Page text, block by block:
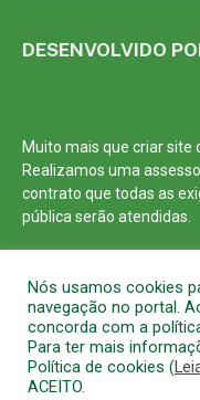
DESENVOLVIDO
Muito mais que criar site
Realizamos uma
contrato que todas as
públicaserão atendidas.
Todos os direitos
Nós usamos cookies
navegação no portal.
concorda com a
Para ter mais
Política de cookies (
ACEITO.